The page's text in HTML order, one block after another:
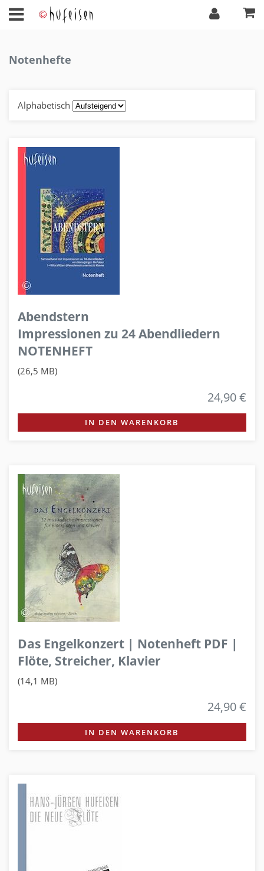
Notenhefte
Alphabetisch
Abendstern
Impressionen zu 24 Abendliedern
NOTENHEFT
(26,5 MB)
24,90 €
IN DEN WARENKORB
Das Engelkonzert | Notenheft PDF |
Flöte, Streicher, Klavier
(14,1 MB)
24,90 €
IN DEN WARENKORB